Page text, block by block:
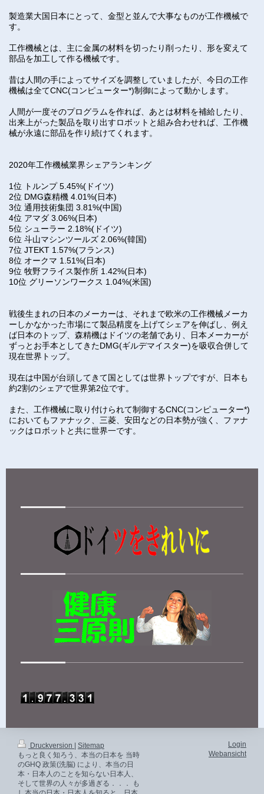
製造業大国日本にとって、金型と並んで大事なものが工作機械で
す。
工作機械とは、主に金属の材料を切ったり削ったり、形を変えて
部品を加工して作る機械です。
昔は人間の手によってサイズを調整していましたが、今日の工作
機械は全てCNC(コンピューター*)制御によって動かします。
人間が一度そのプログラムを作れば、あとは材料を補給したり、
出来上がった製品を取り出すロボットと組み合わせれば、工作機
械が永遠に部品を作り続けてくれます。
2020年工作機械業界シェアランキング
1位 トルンプ 5.45%(ドイツ)
2位 DMG森精機 4.01%(日本)
3位 通用技術集団 3.81%(中国)
4位 アマダ 3.06%(日本)
5位 シューラー 2.18%(ドイツ)
6位 斗山マシンツールズ 2.06%(韓国)
7位 JTEKT 1.57%(フランス)
8位 オークマ 1.51%(日本)
9位 牧野フライス製作所 1.42%(日本)
10位 グリーソンワークス 1.04%(米国)
戦後生まれの日本のメーカーは、それまで欧米の工作機械メーカ
ーしかなかった市場にて製品精度を上げてシェアを伸ばし、例え
ば日本のトップ、森精機はドイツの老舗であり、日本メーカーが
ずっとお手本としてきたDMG(ギルデマイスター)を吸収合併して
現在世界トップ。
現在は中国が台頭してきて国としては世界トップですが、日本も
約2割のシェアで世界第2位です。
また、工作機械に取り付けられて制御するCNC(コンピューター*)
においてもファナック、三菱、安田などの日本勢が強く、ファナ
ックはロボットと共に世界一です。
Druckversion
Sitemap
もっと良く知ろう、本当の日本を 当時
のGHQ 政策(洗脳) により、本当の日
本・日本人のことを知らない日本人、
そして世界の人々が多過ぎる．．． も
Login
Webansicht